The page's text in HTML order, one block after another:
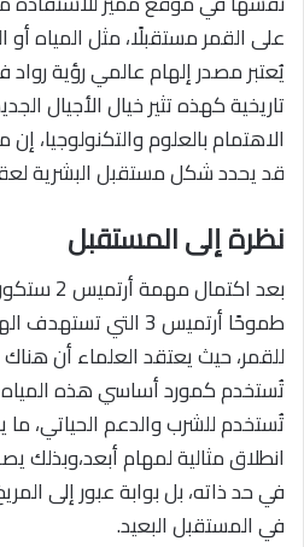
على القمر مستقبلًا، مثل المياه
يُعتبر مصدر إلهام عالمي رؤية
تاريخية كهذه تثير خيال الأجيال
الاهتمام بالعلوم والتكنولوجيا،
قد يحدد شكل مستقبل البشرية
نظرة إلى المستقبل
بعد
طموحًا أرتميس 3 التي
للقمر، حيث يعتقد العلماء أن
تُستخدم كمورد أساسي هذه
تُستخدم للشرب والدعم الحياتي،
انطلاق مثالية لمهام
في حد ذاته، بل بوابة عبور إلى
في المستقبل البعيد.